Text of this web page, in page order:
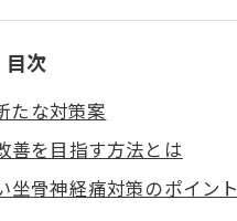
目次
たな対策案
善を目指す方法とは
坐骨神経痛対策のポイント